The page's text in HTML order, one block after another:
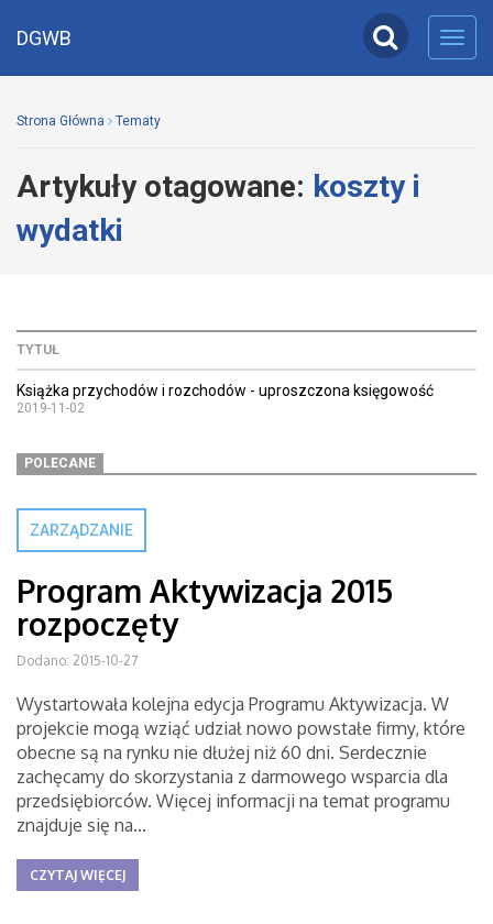
DGWB
Strona Główna Tematy
Artykuły otagowane: koszty i
wydatki
TYTUŁ
Książka przychodów i rozchodów - uproszczona księgowość
2019-11-02
POLECANE
ZARZĄDZANIE
Program Aktywizacja 2015
rozpoczęty
Dodano: 2015-10-27
Wystartowała kolejna edycja Programu Aktywizacja. W
projekcie mogą wziąć udział nowo powstałe firmy, które
obecne są na rynku nie dłużej niż 60 dni. Serdecznie
zachęcamy do skorzystania z darmowego wsparcia dla
przedsiębiorców. Więcej informacji na temat programu
znajduje się na...
CZYTAJ WIĘCEJ